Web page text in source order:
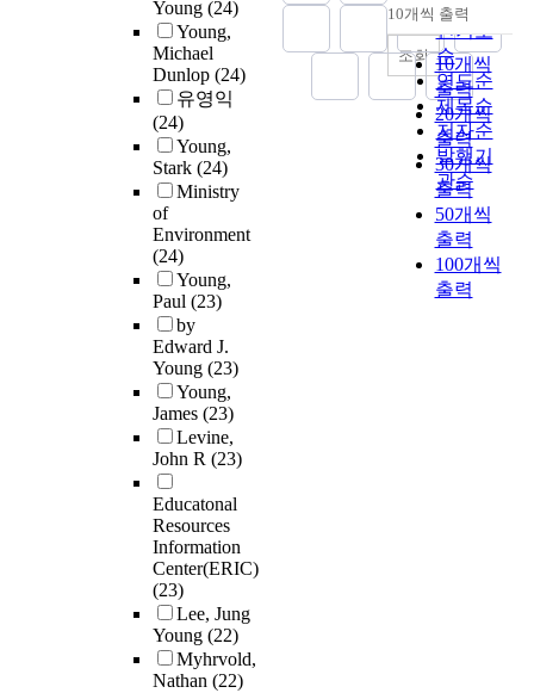
Young (24)
Young,
Michael
Dunlop (24)
유영익
(24)
Young,
Stark (24)
Ministry
of
Environment
(24)
Young,
Paul (23)
by
Edward J.
Young (23)
Young,
James (23)
Levine,
John R (23)
Educatonal
Resources
Information
Center(ERIC)
(23)
Lee, Jung
Young (22)
Myhrvold,
Nathan (22)
순
인기도
순
연도순
제목순
저자순
발행기
관순
내림차순
10개씩 출력
10개씩
출력
20개씩
출력
30개씩
출력
50개씩
출력
100개씩
출력
조회